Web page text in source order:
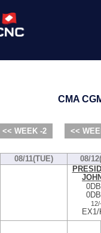
CMA
<< WEEK -2 <<
08/11(TUE)
08/
12/